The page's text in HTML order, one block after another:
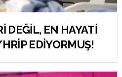
DEĞİL, EN HAYATİ
EDİYORMUŞ!